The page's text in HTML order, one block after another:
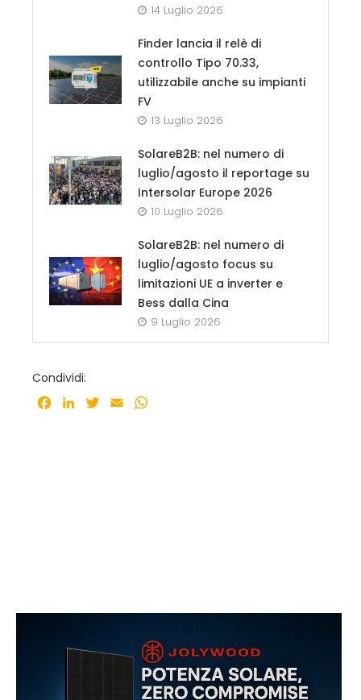
14 Luglio 2026
Finder lancia il relè di
controllo Tipo 70.33,
utilizzabile anche su impianti
FV
13 Luglio 2026
SolareB2B: nel numero di
luglio/agosto il reportage su
Intersolar Europe 2026
10 Luglio 2026
SolareB2B: nel numero di
luglio/agosto focus su
limitazioni UE a inverter e
Bess dalla Cina
9 Luglio 2026
Condividi:
Facebook
LinkedInTwitter
Email